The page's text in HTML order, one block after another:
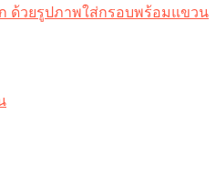
ด้วยรูปภาพใส่กรอบพร้อมแขวน​